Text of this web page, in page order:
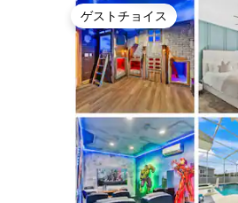
ゲストチョイス
ゲストチョイス